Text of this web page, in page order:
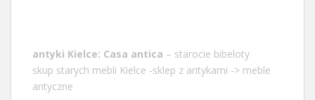
antyki Kielce: Casa antica – starocie bibeloty
skup starych mebli Kielce -sklep z antykami -> meble
antyczne